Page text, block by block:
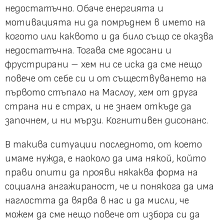
недостатъчно. Обаче енергията и
мотивацията ни да помръднем в името на
когото или каквото и да било също се оказва
недостатъчна. Тогава сме ядосани и
фрустрирани – хем ни се иска да сме нещо
повече от себе си и от съществуването на
първото стъпало на Маслоу, хем от друга
страна ни е страх, и не знаем откъде да
започнем, и ни мързи. Когнитивен дисонанс.
В такива ситуации последното, от което
имаме нужда, е наоколо да има някой, който
прави опити да прояви някаква форма на
социална ангажираност, че и понякога да има
наглостта да вярва в нас и да мисли, че
можем да сме нещо повече от избора си да